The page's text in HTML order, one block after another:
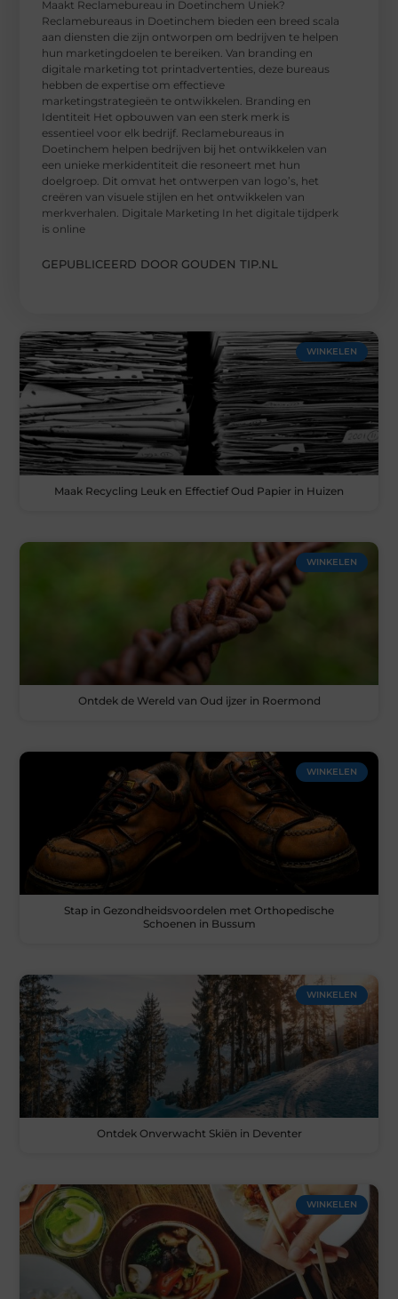
Maakt Reclamebureau in Doetinchem Uniek?
Reclamebureaus in Doetinchem bieden een breed scala
aan diensten die zijn ontworpen om bedrijven te helpen
hun marketingdoelen te bereiken. Van branding en
digitale marketing tot printadvertenties, deze bureaus
hebben de expertise om effectieve
marketingstrategieën te ontwikkelen. Branding en
Identiteit Het opbouwen van een sterk merk is
essentieel voor elk bedrijf. Reclamebureaus in
Doetinchem helpen bedrijven bij het ontwikkelen van
een unieke merkidentiteit die resoneert met hun
doelgroep. Dit omvat het ontwerpen van logo’s, het
creëren van visuele stijlen en het ontwikkelen van
merkverhalen. Digitale Marketing In het digitale tijdperk
is online
GEPUBLICEERD DOOR GOUDEN TIP.NL
WINKELEN
Maak Recycling Leuk en Effectief Oud Papier in Huizen
WINKELEN
Ontdek de Wereld van Oud ijzer in Roermond
WINKELEN
Stap in Gezondheidsvoordelen met Orthopedische
Schoenen in Bussum
WINKELEN
Ontdek Onverwacht Skiën in Deventer
WINKELEN